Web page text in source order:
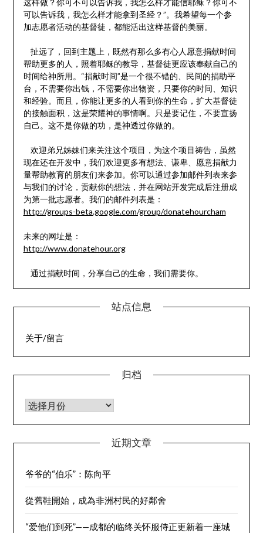
这样做？你可不可以告诉我，我怎么样才能信耶稣？你可不
可以告诉我，我怎么样才能拿到圣经？”。我希望每一个参
加志愿者活动的基督徒，都能活出这样基督的美丽。
扯远了，回到主题上，既然有那么多有心人愿意捐献时间
帮助更多的人，照着耶稣的教导，基督徒更应该奉献自己的
时间给神所用。“捐献时间”是一个很不错的、民间的捐助平
台，不需要你出钱，不需要你出物资，只要你的时间、知识
和经验。而且，你能让更多的人看到你的生命，扩大基督徒
的接触面积，这是荣耀神的事情啊。只是要记住，不要宣扬
自己。这不是你做的功，是神透过你做的。
欢迎弟兄姊妹们来关注这个项目，为这个项目祷告，虽然
现在还在开发中，我们欢迎更多有想法、谦卑、愿意捐献力
量帮助教育的朋友们来参加。你可以通过参加邮件列表来参
与我们的讨论，贡献你的想法，并在网站开发完成后注册成
为第一批志愿者。我们的邮件列表是：
http://groups-beta.google.com/group/donatehourcham
未来的网址是：
http://www.donatehour.org
通过捐献时间，分享自己的生命，我们需要你。
站点信息
关于/留言
归档
归档
近期文章
爷爷的“伯乐”：陈向平
從舊鞋開始，成為非洲村民的好鄰舍
“爱他们到死”——成都的临终关怀服侍正更新着一座城